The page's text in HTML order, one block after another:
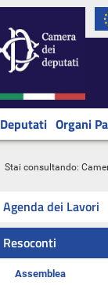
Deputati Organi
Stai consultando:
Agenda dei Lavori
Resoconti
Assemblea